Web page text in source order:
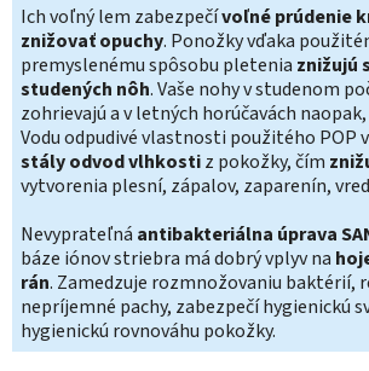
Ich voľný lem zabezpečívoľné prúdenie
znižovať opuchy. Ponožky vďaka
premyslenému spôsobu pletenia znižujú
studených nôh. Vaše nohy v studenom
zohrievajú a v letných horúčavách
Vodu odpudivé vlastnosti použitého POP
stály odvod vlhkostiz pokožky, čím
vytvorenia plesní, zápalov, zaparenín,
Nevyprateľná antibakteriálna úprava
báze iónov striebra má dobrý vplyv na
rán. Zamedzuje rozmnožovaniu baktérií,
nepríjemné pachy, zabezpečí hygienickú
hygienickú rovnováhu pokožky.